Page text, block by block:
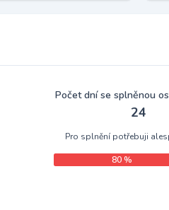
Počet dní se splněnou
24
Pro splnění potřebuji
80 %